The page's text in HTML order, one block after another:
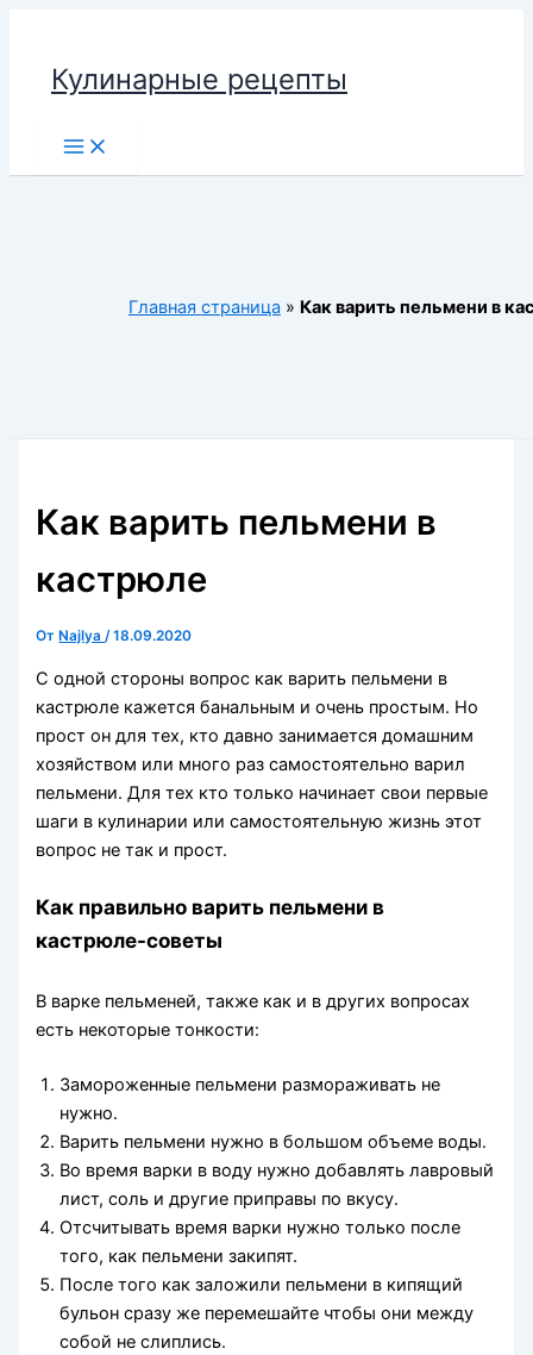
содержимому
Кулинарные рецепты
Main
Menu
Главная страница » Как варить пельмени в
Как варить пельмени в
кастрюле
От Najlya/18.09.2020
С одной стороны вопрос как варить пельмени в
кастрюле кажется банальным и очень простым. Но
прост он для тех, кто давно занимается домашним
хозяйством или много раз самостоятельно варил
пельмени. Для тех кто только начинает свои первые
шаги в кулинарии или самостоятельную жизнь этот
вопрос не так и прост.
Как правильно варить пельмени в
кастрюле-советы
В варке пельменей, также как и в других вопросах
есть некоторые тонкости:
Замороженные пельмени размораживать не
нужно.
Варить пельмени нужно в большом объеме воды.
Во время варки в воду нужно добавлять лавровый
лист, соль и другие приправы по вкусу.
Отсчитывать время варки нужно только после
того, как пельмени закипят.
После того как заложили пельмени в кипящий
бульон сразу же перемешайте чтобы они между
собой не слиплись.